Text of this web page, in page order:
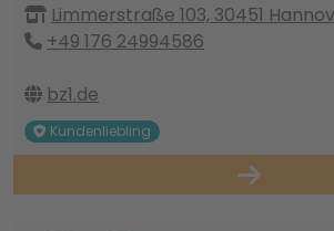
Limmerstraße 103, 30451
+49 176 24994586
bz1.de
Kundenliebling